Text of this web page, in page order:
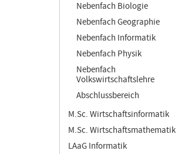
Nebenfach Biologie
Nebenfach Geographie
Nebenfach Informatik
Nebenfach Physik
Nebenfach
Volkswirtschaftslehre
Abschlussbereich
M.Sc. Wirtschaftsinformatik
M.Sc. Wirtschaftsmathematik
LAaG Informatik